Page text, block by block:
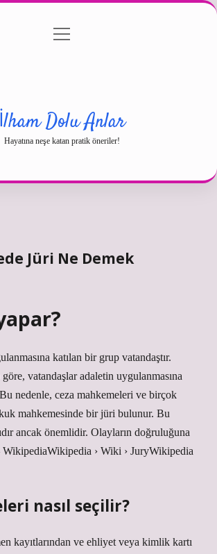
Gizlilik Politikası
menüyü
İlham Dolu Anlar
Hayatına neşe katan pratik öneriler!
Jüri Ne Demek
katılan bir grup vatandaştır.
vatandaşlar adaletin uygulanmasına
nedenle, ceza mahkemeleri ve birçok
mahkemesinde bir jüri bulunur. Bu
ancak önemlidir. Olayların doğruluğuna
› Wiki › JuryWikipedia
nasıl seçilir?
kayıtlarından ve ehliyet veya kimlik kartı